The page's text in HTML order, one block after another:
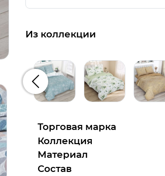
Из коллекции
Предыдущий
Торговая марка
Коллекция
Материал
Состав